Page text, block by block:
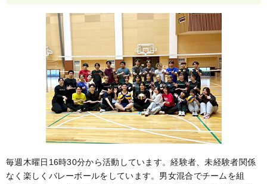
毎週木曜日16時30分から活動しています。経験者、未経験者関係
なく楽しくバレーボールをしています。男女混合でチームを組